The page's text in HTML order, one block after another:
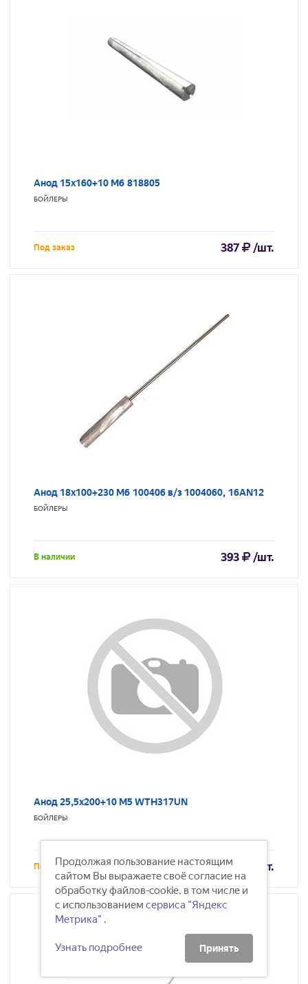
Анод 15х160+10 М6 818805
БОЙЛЕРЫ
Под заказ 387 /шт.
Анод 18х100+230 М6 100406 в/з 1004060, 16AN12
БОЙЛЕРЫ
В наличии 393 /шт.
Анод 25,5х200+10 М5 WTH317UN
БОЙЛЕРЫ
Под заказ 393 /шт.
Продолжая пользование настоящим
сайтом Вы выражаете своё согласие на
обработку файлов-cookie, в том числе и
с использованием сервиса "Яндекс
Метрика" .
Узнать подробнее Принять